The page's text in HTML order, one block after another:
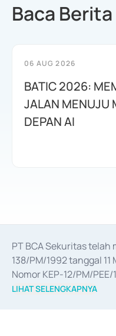
Baca
06 AUG 2026
BATIC 2026:
JALAN MENUJU
DEPAN AI
PT BCA Sekuritas
138/PM/1992 tanggal
Nomor KEP-12/PM/
merger, akuisisi,
LIHAT SELENGKAPNYA